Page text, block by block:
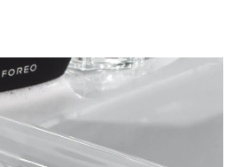
Förväntad leverans
Förväntad leverans